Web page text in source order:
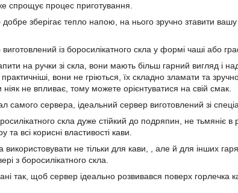
спрощує процес приготування.
зберігає тепло напою, на нього зручно зтавити
із боросилікатного скла у формі чаші або
на ручки зі скла, вони мають більш гарний вигляд і
практичніші, вони не гріються, їх складно зламати та
ніяк не впливає, тому можете орієнтуватися на свій смак.
самого сервера, ідеальний сервер виготовлений зі
скла дуже стійкий до подряпин, не тьмяніє в
та всі корисні властивості кави.
не тільки для кави, , але й для інших
з боросилікатного скла.
так, щоб сервер ідеально розвивався поверх горлечка